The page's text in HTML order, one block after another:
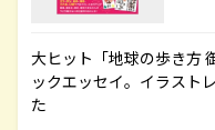
大ヒット「地球の歩き方
ックエッセイ。イラスト
た